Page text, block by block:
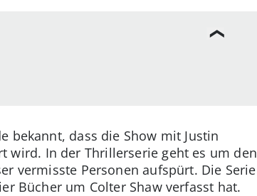
bekannt, dass die Show mit Justin
wird. In der Thrillerserie geht es um den
vermisste Personen aufspürt. Die Serie
Bücher um Colter Shaw verfasst hat.